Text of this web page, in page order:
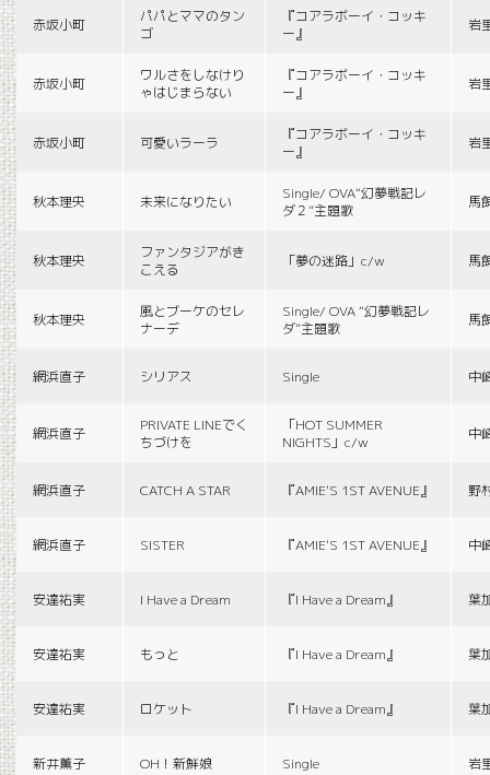
赤坂小町
パパとママのタン
ゴ
『コアラボーイ・コッキ
ー』
岩
赤坂小町
ワルさをしなけり
ゃはじまらない
『コアラボーイ・コッキ
ー』
岩
赤坂小町 可愛いラーラ
『コアラボーイ・コッキ
ー』
岩
秋本理央 未来になりたい
Single/ OVA“幻夢戦記レ
ダ２”主題歌
馬
秋本理央
ファンタジアがき
こえる
「夢の迷路」c/w 馬
秋本理央
風とブーケのセレ
ナーデ
Single/ OVA “幻夢戦記レ
ダ”主題歌
馬
網浜直子 シリアス Single 中
網浜直子
PRIVATE LINEでく
ちづけを
「HOT SUMMER
NIGHTS」c/w
中
網浜直子 CATCH A STAR 『AMIE'S 1ST AVENUE』 野
網浜直子 SISTER 『AMIE'S 1ST AVENUE』 中
安達祐実 I Have a Dream 『I Have a Dream』 葉
安達祐実 もっと 『I Have a Dream』 葉
安達祐実 ロケット 『I Have a Dream』 葉
新井薫子 OH！新鮮娘 Single 岩